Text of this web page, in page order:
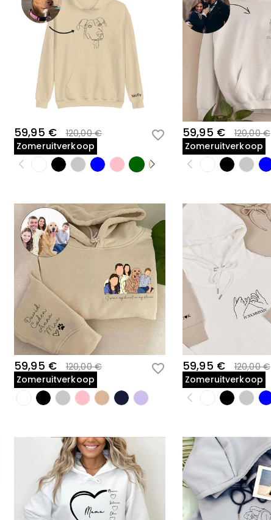
59,95 €
120,00 €
Zomeruitverkoop
59,95 €
120,00 €
Zomeruitverkoop
59,95 €
120,00 €
Zomeruitverkoop
59,95 €
120,00 €
Zomeruitverkoop